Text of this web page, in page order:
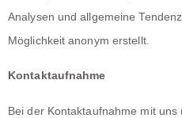
Analysen und allgemeine
Möglichkeit anonym erstellt.
Kontaktaufnahme
Bei der Kontaktaufnahme mit uns